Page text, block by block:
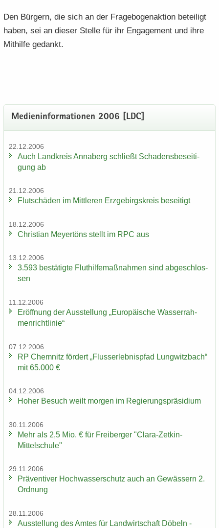
Den Bür­gern, die sich an der Fra­ge­bo­gen­ak­ti­on be­tei­ligt
haben, sei an die­ser Stel­le für ihr En­ga­ge­ment und ihre
Mit­hil­fe ge­dankt.
Me­di­en­in­for­ma­tio­nen 2006 [LDC]
22.12.2006
Auch Land­kreis An­na­berg schließt Scha­dens­be­sei­ti­
gung ab
21.12.2006
Flut­schä­den im Mitt­le­ren Erz­ge­birgs­kreis be­sei­tigt
18.12.2006
Chris­ti­an Mey­er­töns stellt im RPC aus
13.12.2006
3.593 be­stä­tig­te Flut­hil­fe­maß­nah­men sind ab­ge­schlos­
sen
11.12.2006
Er­öff­nung der Aus­stel­lung „Eu­ro­päi­sche Was­ser­rah­
men­richt­li­nie“
07.12.2006
RP Chem­nitz för­dert „Fluss­erleb­nis­pfad Lung­witz­bach“
mit 65.000 €
04.12.2006
Hoher Be­such weilt mor­gen im Re­gie­rungs­prä­si­di­um
30.11.2006
Mehr als 2,5 Mio. € für Frei­ber­ger "Clara-​Zetkin-
Mittelschule"
29.11.2006
Prä­ven­ti­ver Hoch­was­ser­schutz auch an Ge­wäs­sern 2.
Ord­nung
28.11.2006
Aus­stel­lung des Amtes für Land­wirt­schaft Dö­beln -